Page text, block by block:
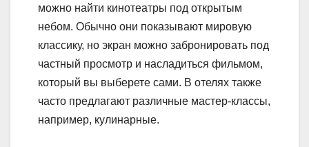
можно найти кинотеатры под открытым
небом. Обычно они показывают мировую
классику, но экран можно забронировать под
частный просмотр и насладиться фильмом,
который вы выберете сами. В отелях также
часто предлагают различные мастер-классы,
например, кулинарные.